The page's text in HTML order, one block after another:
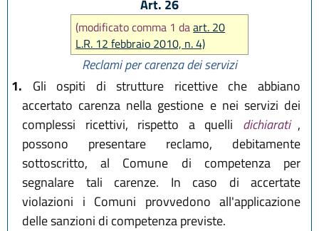
Art. 26
(modificato comma 1 daart. 20
L.R. 12 febbraio 2010, n. 4)
Reclami per carenza dei servizi
1. Gli ospiti di strutture ricettive che abbiano
accertato carenza nella gestione e nei servizi dei
complessi ricettivi, rispetto a quelli dichiarati ,
possono presentare reclamo, debitamente
sottoscritto, al Comune di competenza per
segnalare tali carenze. In caso di accertate
violazioni i Comuni provvedono all'applicazione
delle sanzioni di competenza previste.